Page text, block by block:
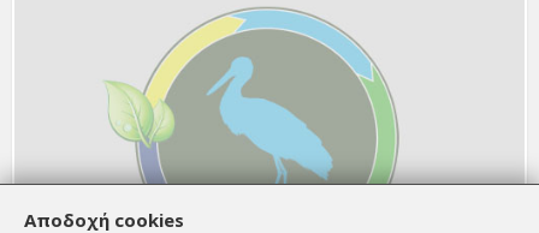
Αποδοχή cookies